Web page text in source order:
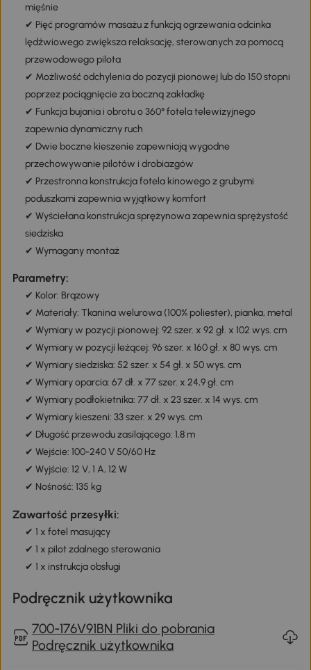
mięśnie
✔ Pięć programów masażu z funkcją ogrzewania odcinka
lędźwiowego zwiększa relaksację, sterowanych za pomocą
przewodowego pilota
✔ Możliwość odchylenia do pozycji pionowej lub do 150 stopni
poprzez pociągnięcie za boczną zakładkę
✔ Funkcja bujania i obrotu o 360° fotela telewizyjnego
zapewnia dynamiczny ruch
✔ Dwie boczne kieszenie zapewniają wygodne
przechowywanie pilotów i drobiazgów
✔ Przestronna konstrukcja fotela kinowego z grubymi
poduszkami zapewnia wyjątkowy komfort
✔ Wyściełana konstrukcja sprężynowa zapewnia sprężystość
siedziska
✔ Wymagany montaż
Parametry:
✔ Kolor: Brązowy
✔ Materiały: Tkanina welurowa (100% poliester), pianka, metal
✔ Wymiary w pozycji pionowej: 92 szer. x 92 gł. x 102 wys. cm
✔ Wymiary w pozycji leżącej: 96 szer. x 160 gł. x 80 wys. cm
✔ Wymiary siedziska: 52 szer. x 54 gł. x 50 wys. cm
✔ Wymiary oparcia: 67 dł. x 77 szer. x 24,9 gł. cm
✔ Wymiary podłokietnika: 77 dł. x 23 szer. x 14 wys. cm
✔ Wymiary kieszeni: 33 szer. x 29 wys. cm
✔ Długość przewodu zasilającego: 1,8 m
✔ Wejście: 100-240 V 50/60 Hz
✔ Wyjście: 12 V, 1 A, 12 W
✔ Nośność: 135 kg
Zawartość przesyłki:
✔ 1 x fotel masujący
✔ 1 x pilot zdalnego sterowania
✔ 1 x instrukcja obsługi
Podręcznik użytkownika
700-176V91BN Pliki do pobrania
Podręcznik użytkownika